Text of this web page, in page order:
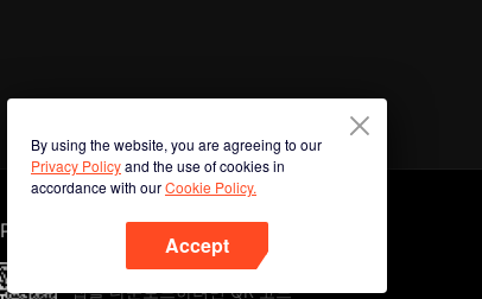
By using the website, you are agreeing to our
Privacy Policyand the use of cookies in
accordance with ourCookie Policy.
Accept
Phone
앱을 다운로드하려면 QR 코드